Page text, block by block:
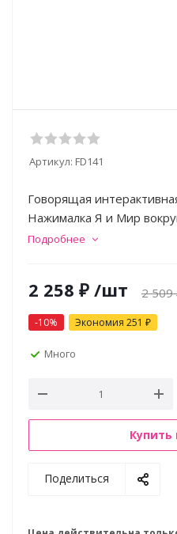
Артикул: FD141
Говорящая
Нажималка Я и Мир
Подробнее
2 258 ₽ /шт 2 509
-10% Экономия 251 ₽
Много
Купить
Поделиться